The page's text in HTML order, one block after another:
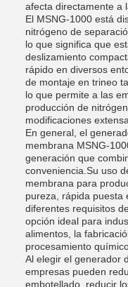
afecta directamente a
El MSNG-1000 está
nitrógeno de
lo que significa que
deslizamiento
rápido en diversos
de montaje en trineo
lo que permite a las
producción de
modificaciones
En general, el
membrana MSNG-
generación que
conveniencia.Su uso
membrana para
pureza, rápida puesta
diferentes requisitos
opción ideal para
alimentos, la
procesamiento
Al elegir el generador
empresas pueden
embotellado, reducir